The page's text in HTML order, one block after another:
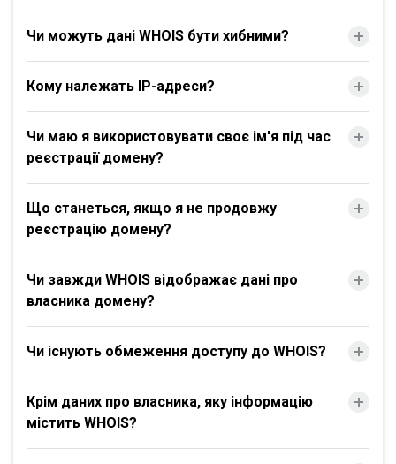
Чи можуть дані WHOIS бути хибними?
Кому належать IP-адреси?
Чи маю я використовувати своє ім'я під час
реєстрації домену?
Що станеться, якщо я не продовжу
реєстрацію домену?
Чи завжди WHOIS відображає дані про
власника домену?
Чи існують обмеження доступу до WHOIS?
Крім даних про власника, яку інформацію
містить WHOIS?